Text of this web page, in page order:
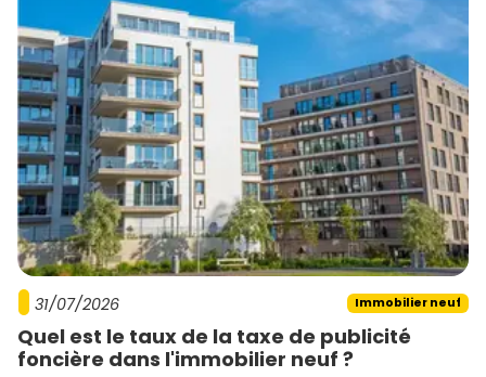
31/07/2026 Immobilier neuf
Quel est le taux de la taxe de publicité
foncière dans l'immobilier neuf ?